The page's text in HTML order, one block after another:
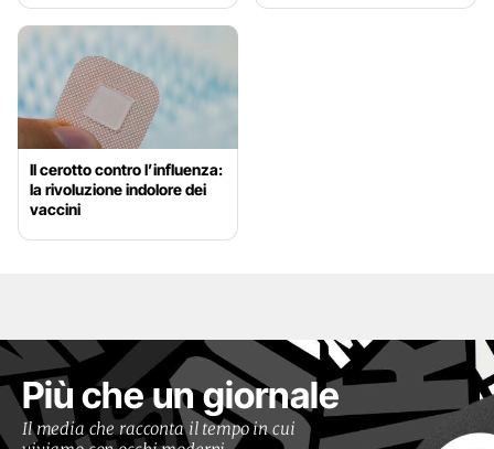
Il cerotto contro l’influenza:
la rivoluzione indolore dei
vaccini
Più che un giornale
Il media che racconta il tempo in cui